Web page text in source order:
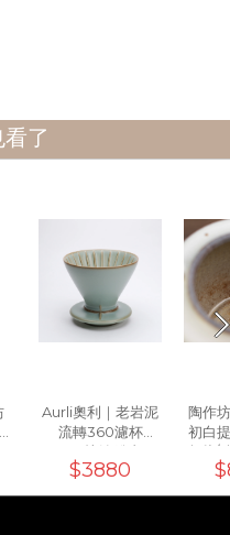
了
Aurli奧利｜老岩泥
流轉360濾杯
_02(懷汝粉青)
$3880
陶作
初白
內釉/